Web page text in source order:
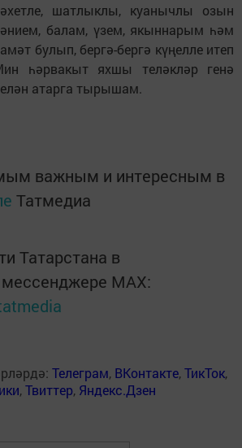
шатлыклы, куанычлы озын
балам, үзем, якыннарым һәм
булып, бергә-бергә күңелле итеп
һәрвакыт яхшы теләкләр генә
атарга тырышам.
важным и интересным в
Татмедиа
Татарстана в
MАХ:
Телеграм, ВКонтакте,ТикТок,
,Твиттер, Яндекс.Дзен